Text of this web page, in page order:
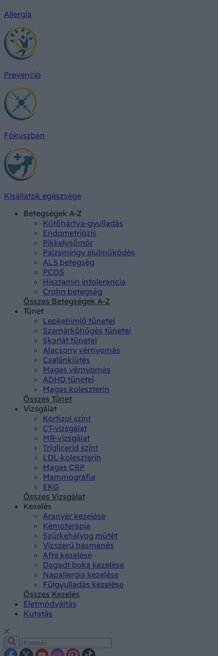
Allergia
Prevenció
Fókuszban
Kisállatok egészsége
Betegségek A-Z
Kötőhártya-gyulladás
Endometriózis
Pikkelysömör
Pajzsmirigy alulműködés
ALS betegség
PCOS
Hisztamin intolerancia
Crohn betegség
Összes Betegségek A-Z
Tünet
Lepkehimlő tünetei
Szamárköhögés tünetei
Skarlát tünetei
Alacsony vérnyomás
Csalánkiütés
Magas vérnyomás
ADHD tünetei
Magas koleszterin
Összes Tünet
Vizsgálat
Kortizol szint
CT-vizsgálat
MR-vizsgálat
Triglicerid szint
LDL-koleszterin
Magas CRP
Mammográfia
EKG
Összes Vizsgálat
Kezelés
Aranyér kezelése
Kemoterápia
Szürkehályog műtét
Vízszerű hasmenés
Afta kezelése
Dagadt boka kezelése
Napallergia kezelése
Fülgyulladás kezelése
Összes Kezelés
Életmódváltás
Kutatás